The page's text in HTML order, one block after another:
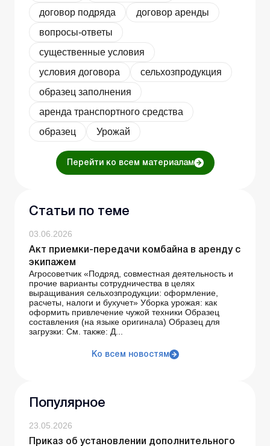
договор подряда
договор аренды
вопросы-ответы
существенные условия
условия договора
сельхозпродукция
образец заполнения
аренда транспортного средства
образец
Урожай
Перейти ко всем материалам
Статьи по теме
03.06.2026
Акт приемки-передачи комбайна в аренду с
экипажем
Агросоветчик «Подряд, совместная деятельность и
прочие варианты сотрудничества в целях
выращивания сельхозпродукции: оформление,
расчеты, налоги и бухучет» Уборка урожая: как
оформить привлечение чужой техники Образец
составления (на языке оригинала) Образец для
загрузки: См. также: Д...
Ко всем новостям
Популярное
23.05.2026
Приказ об установлении дополнительного